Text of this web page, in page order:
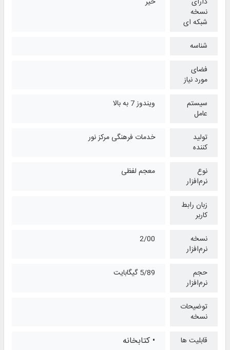
نسخه
شبکه ای
شناسه
فضای
مورد نیاز
سیستم
عامل
ویندوز 7 به بالا
تولید
کننده
خدمات فرهنگی مرکز نور
نوع
نرم‌افزار
معجم لفظی
زبان رابط
کاربر
نسخه
نرم‌افزار
2/00
حجم
نرم‌افزار
5/89 گیگابایت
توضیحات
نسخه
قابلیت ها
• کتابخانه